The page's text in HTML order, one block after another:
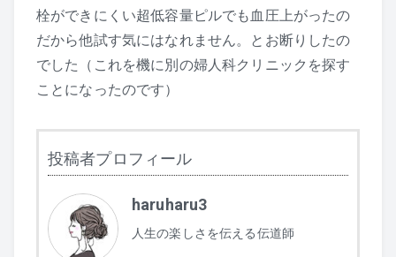
栓ができにくい超低容量ピルでも血圧上がったの
だから他試す気にはなれません。とお断りしたの
でした（これを機に別の婦人科クリニックを探す
ことになったのです）
投稿者プロフィール
haruharu3
人生の楽しさを伝える伝道師